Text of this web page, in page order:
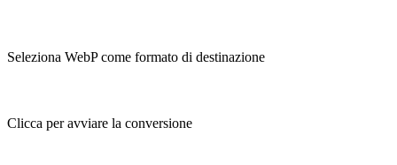
Seleziona WebP come formato di destinazione
Clicca per avviare la conversione